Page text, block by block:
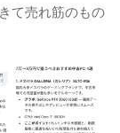
て売れ筋のもの